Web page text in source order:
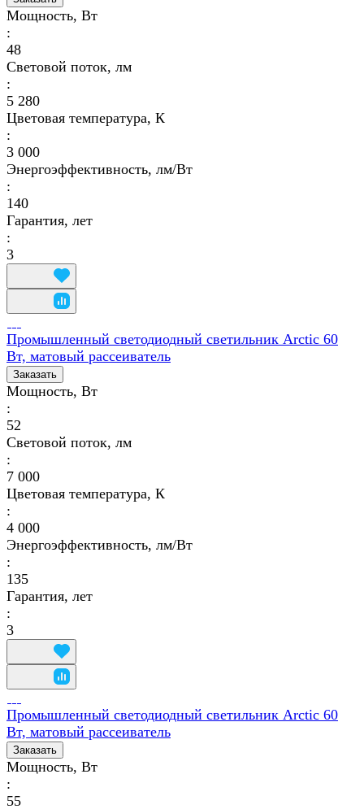
Мощность, Вт
:
48
Световой поток, лм
:
5 280
Цветовая температура, К
:
3 000
Энергоэффективность, лм/Вт
:
140
Гарантия, лет
:
3
Промышленный светодиодный светильник Arctic 60
Вт, матовый рассеиватель
Заказать
Мощность, Вт
:
52
Световой поток, лм
:
7 000
Цветовая температура, К
:
4 000
Энергоэффективность, лм/Вт
:
135
Гарантия, лет
:
3
Промышленный светодиодный светильник Arctic 60
Вт, матовый рассеиватель
Заказать
Мощность, Вт
:
55